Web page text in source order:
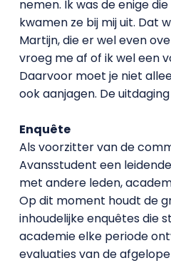
nemen. Ik was de enige
kwamen ze bij mij uit. Dat
Martijn, die er wel even
vroeg me af of ik wel een
Daarvoor moet je niet
ook aanjagen. De uitdaging
Enquête
Als voorzitter van de
Avansstudent een
met andere leden,
Op dit moment houdt de
inhoudelijke enquêtes die
academie elke periode
evaluaties van de